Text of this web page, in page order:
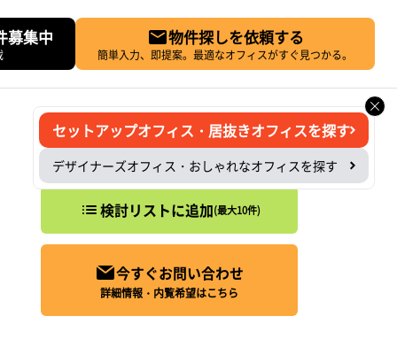
募集中 物件探しを依頼する
簡単入力、即提案。最適なオフィスがすぐ見つかる。
セットアップオフィス・居抜きオフィスを探す
デザイナーズオフィス・おしゃれなオフィスを探す
検討リストに追加(最大10件)
今すぐお問い合わせ
詳細情報・内覧希望はこちら